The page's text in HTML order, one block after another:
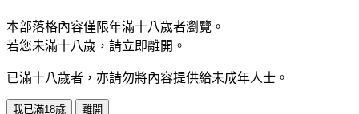
本部落格內容僅限年滿十八歲者瀏覽。
若您未滿十八歲，請立即離開。
已滿十八歲者，亦請勿將內容提供給未成年人士。
我已滿18歲 離開